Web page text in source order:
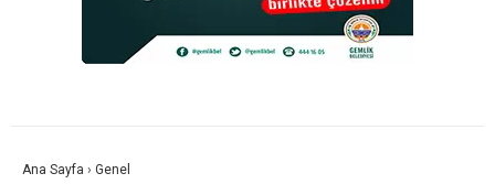
Ana Sayfa › Genel